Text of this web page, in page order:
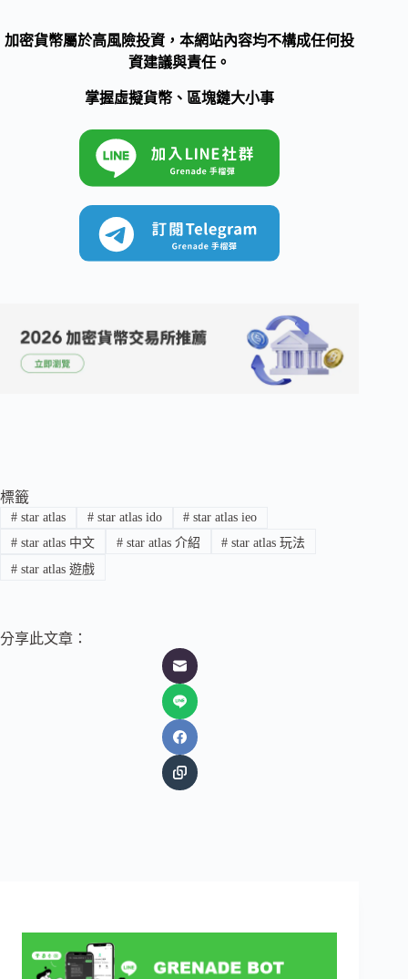
加密貨幣屬於高風險投資，本網站內容均不構成任何投
資建議與責任。
掌握虛擬貨幣、區塊鏈大小事
標籤
#star atlas #star atlas ido # star atlas ieo
#star atlas 中文 #star atlas 介紹 # star atlas 玩法
#star atlas 遊戲
分享此文章：